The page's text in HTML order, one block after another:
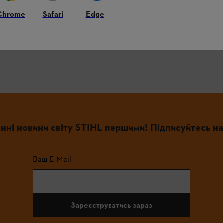
новини світу STIHL першими! Підписуйтесь
Ваш E-Mail
Зареєструватись зараз
Safari Edge